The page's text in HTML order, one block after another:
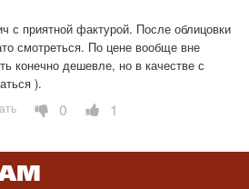
с приятной фактурой. После облицовки
смотреться. По цене вообще вне
конечно дешевле, но в качестве с
).
0 1